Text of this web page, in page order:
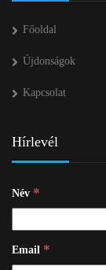
Főoldal
Újdonságok
Kapcsolat
Hírlevél
Név *
Email *